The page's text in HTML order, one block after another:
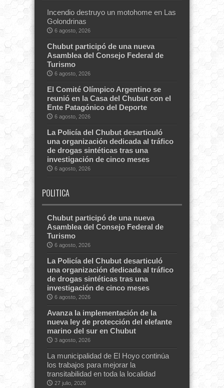
Incendio destruyo un motohome en Las
Golondrinas
6 agosto, 2026
Chubut participó de una nueva
Asamblea del Consejo Federal de
Turismo
6 agosto, 2026
El Comité Olímpico Argentino se
reunió en la Casa del Chubut con el
Ente Patagónico del Deporte
6 agosto, 2026
La Policía del Chubut desarticuló
una organización dedicada al tráfico
de drogas sintéticas tras una
investigación de cinco meses
6 agosto, 2026
POLITICA
Chubut participó de una nueva
Asamblea del Consejo Federal de
Turismo
6 agosto, 2026
La Policía del Chubut desarticuló
una organización dedicada al tráfico
de drogas sintéticas tras una
investigación de cinco meses
6 agosto, 2026
Avanza la implementación de la
nueva ley de protección del elefante
marino del sur en Chubut
3 agosto, 2026
La municipalidad de El Hoyo continúa
los trabajos para mejorar la
transitabilidad en toda la localidad
27 julio, 2026